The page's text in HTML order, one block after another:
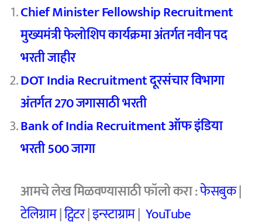
Chief Minister Fellowship Recruitment
मुख्यमंत्री फेलोशिप कार्यक्रमा अंतर्गत नवीन पद
भरती जाहीर
DOT India Recruitment दूरसंचार विभागा
अंतर्गत 270 जगासाठी भरती
Bank of India Recruitment ऑफ इंडिया
भरती 500 जागा
आमचेलेख मिळवण्यासाठी फॉलो करा :फेसबुक|
टेलिग्राम|ट्विटर|इन्स्टाग्राम| YouTube